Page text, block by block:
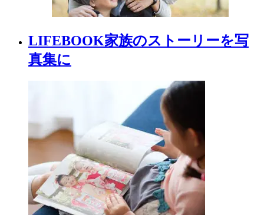
LIFEBOOK家族のストーリーを写
真集に